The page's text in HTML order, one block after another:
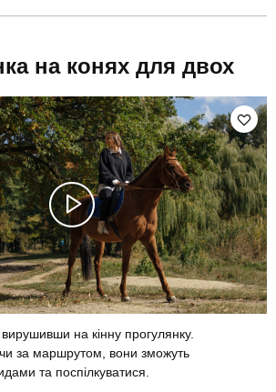
на конях для двох
вирушивши на кінну прогулянку.
за маршрутом, вони зможуть
та поспілкуватися.